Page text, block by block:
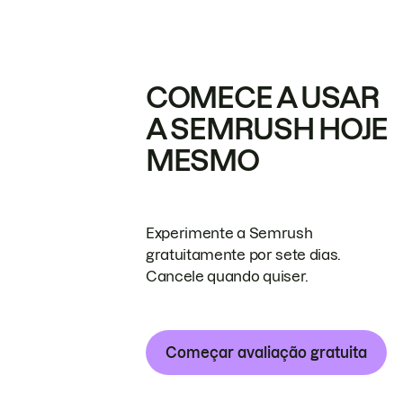
COMECE A USAR
A SEMRUSH HOJE
MESMO
Experimente a Semrush
gratuitamente por sete dias.
Cancele quando quiser.
Começar avaliação gratuita